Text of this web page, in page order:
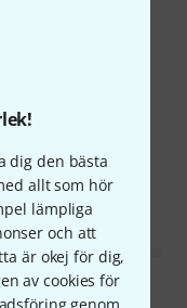
dig den bästa
allt som hör
lämpliga
och att
är okej för dig,
av cookies för
genom
som bara är
mycket
vänta ett tag tills
och de flesta
jag